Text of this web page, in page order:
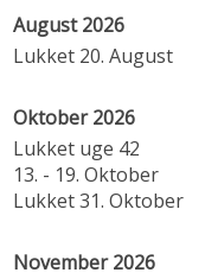
August 2026
Lukket 20. August
Oktober 2026
Lukket uge 42
13. - 19. Oktober
Lukket 31. Oktober
November 2026